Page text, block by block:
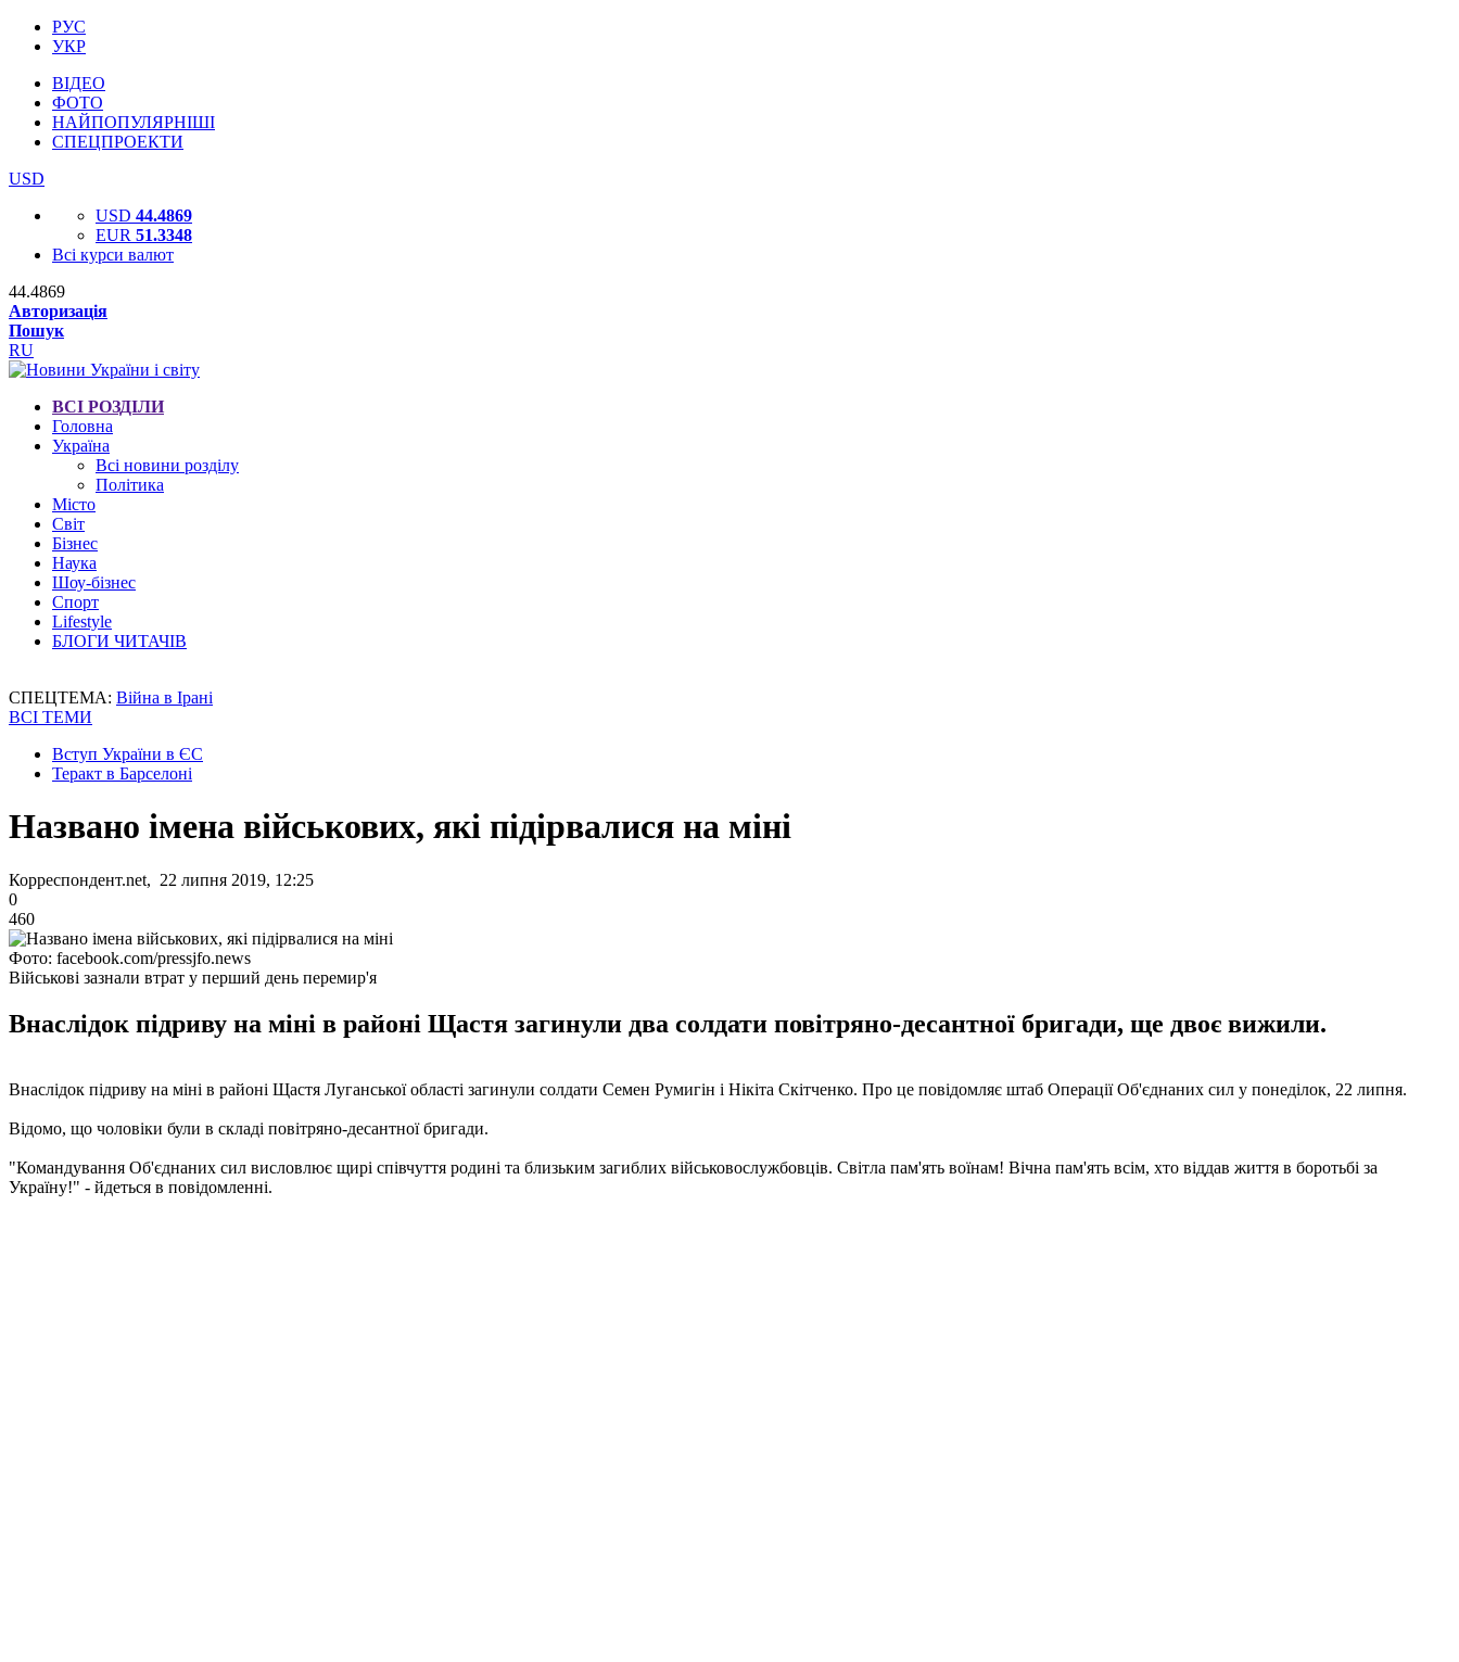
РУС
УКР
ВІДЕО
ФОТО
НАЙПОПУЛЯРНІШІ
СПЕЦПРОЕКТИ
USD
USD 44.4869
EUR 51.3348
Всі курси валют
44.4869
Авторизація
Пошук
RU
ВСІ РОЗДІЛИ
Головна
Україна
Всі новини розділу
Політика
Місто
Світ
Бізнес
Наука
Шоу-бізнес
Спорт
Lifestyle
БЛОГИ ЧИТАЧІВ
СПЕЦТЕМА: Війна в Ірані
ВСІ ТЕМИ
Вступ України в ЄС
Теракт в Барселоні
Названо імена військових, які підірвалися на міні
Корреспондент.net, 22 липня 2019, 12:25
0
460
Фото: facebook.com/pressjfo.news
Військові зазнали втрат у перший день перемир'я
Внаслідок підриву на міні в районі Щастя загинули два солдати повітряно-десантної бригади, ще двоє вижили.
Внаслідок підриву на міні в районі Щастя Луганської області загинули солдати Семен Румигін і Нікіта Скітченко. Про це повідомляє штаб Операції Об'єднаних сил у понеділок, 22 липня.
Відомо, що чоловіки були в складі повітряно-десантної бригади.
"Командування Об'єднаних сил висловлює щирі співчуття родині та близьким загиблих військовослужбовців. Світла пам'ять воїнам! Вічна пам'ять всім, хто віддав життя в боротьбі за
Україну!" - йдеться в повідомленні.